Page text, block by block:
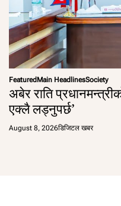
Featured Main HeadlinesSociety
अबेर राति
एक्लै लड्नुपर्छ’
August 8, 2026डिजिटल खबर